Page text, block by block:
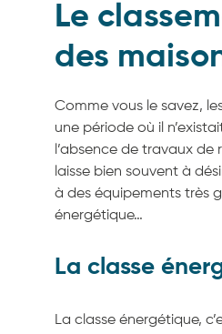
Le
des
Comme vous le savez,
une période où il
l’absence de travaux
laisse bien souvent à
à des équipements très
énergétique…
La classe
La classe énergétique,